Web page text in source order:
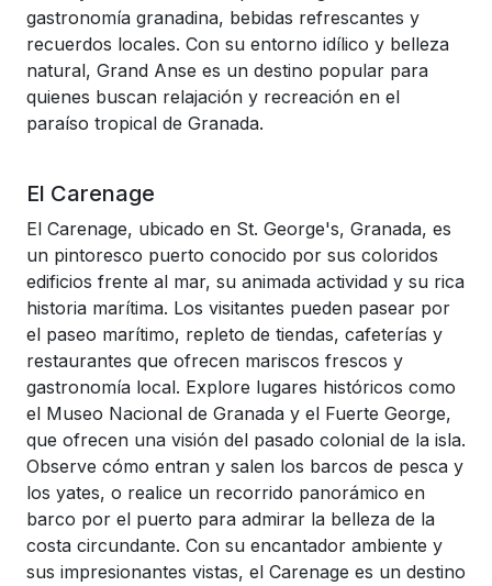
gastronomía granadina, bebidas refrescantes y
recuerdos locales. Con su entorno idílico y belleza
natural, Grand Anse es un destino popular para
quienes buscan relajación y recreación en el
paraíso tropical de Granada.
El Carenage
El Carenage, ubicado en St. George's, Granada, es
un pintoresco puerto conocido por sus coloridos
edificios frente al mar, su animada actividad y su rica
historia marítima. Los visitantes pueden pasear por
el paseo marítimo, repleto de tiendas, cafeterías y
restaurantes que ofrecen mariscos frescos y
gastronomía local. Explore lugares históricos como
el Museo Nacional de Granada y el Fuerte George,
que ofrecen una visión del pasado colonial de la isla.
Observe cómo entran y salen los barcos de pesca y
los yates, o realice un recorrido panorámico en
barco por el puerto para admirar la belleza de la
costa circundante. Con su encantador ambiente y
sus impresionantes vistas, el Carenage es un destino